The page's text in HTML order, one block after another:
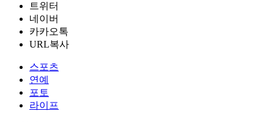
트위터
네이버
카카오톡
URL복사
스포츠
연예
포토
라이프